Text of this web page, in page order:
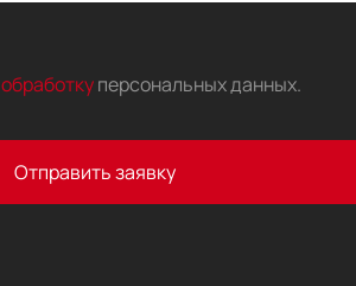
обработку персональных данных.
Отправить заявку